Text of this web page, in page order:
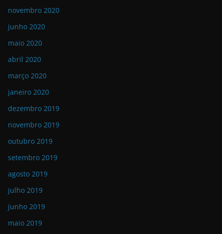
novembro 2020
junho 2020
maio 2020
abril 2020
março 2020
janeiro 2020
dezembro 2019
novembro 2019
outubro 2019
setembro 2019
agosto 2019
julho 2019
junho 2019
maio 2019